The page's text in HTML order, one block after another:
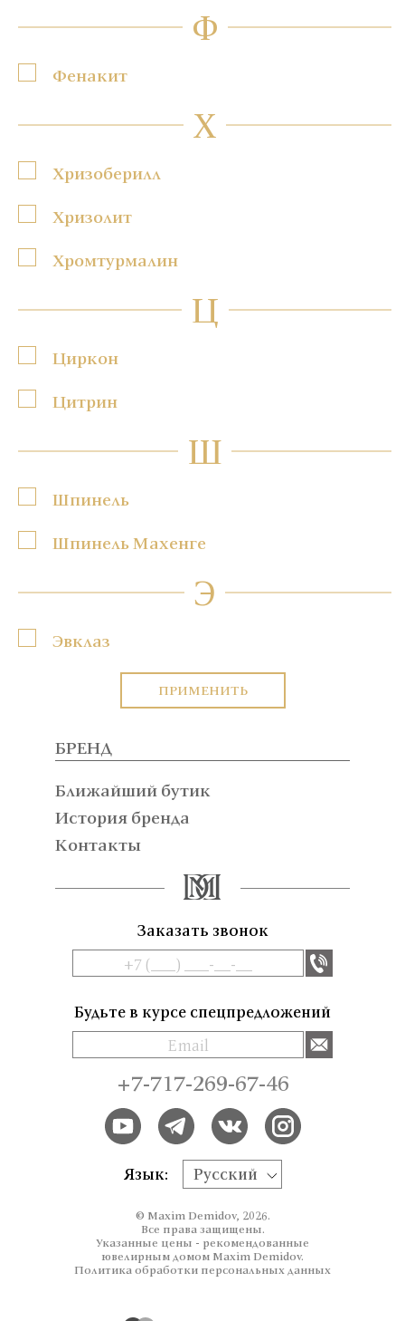
Ф
Фенакит
Х
Хризоберилл
Хризолит
Хромтурмалин
Ц
Циркон
Цитрин
Ш
Шпинель
Шпинель Махенге
Э
Эвклаз
ПРИМЕНИТЬ
БРЕНД
Ближайший бутик
История бренда
Контакты
Заказать звонок
Будьте в курсе спецпредложений
+7-717-269-67-46
Язык: Русский
© Maxim Demidov, 2026.
Все права защищены.
Указанные цены - рекомендованные
ювелирным домом Maxim Demidov.
Политика обработки персональных данных